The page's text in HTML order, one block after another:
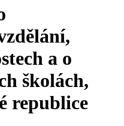
a o
školách,
republice